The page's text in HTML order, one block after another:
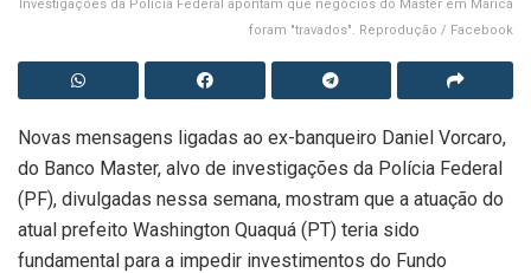
Investigações da Polícia Federal apontam que negócios do Master em Maricá
foram "travados". Reprodução / Facebook
Novas mensagens ligadas ao ex-banqueiro Daniel Vorcaro,
do Banco Master, alvo de investigações da Polícia Federal
(PF), divulgadas nessa semana, mostram que a atuação do
atual prefeito Washington Quaquá (PT) teria sido
fundamental para a impedir investimentos do Fundo